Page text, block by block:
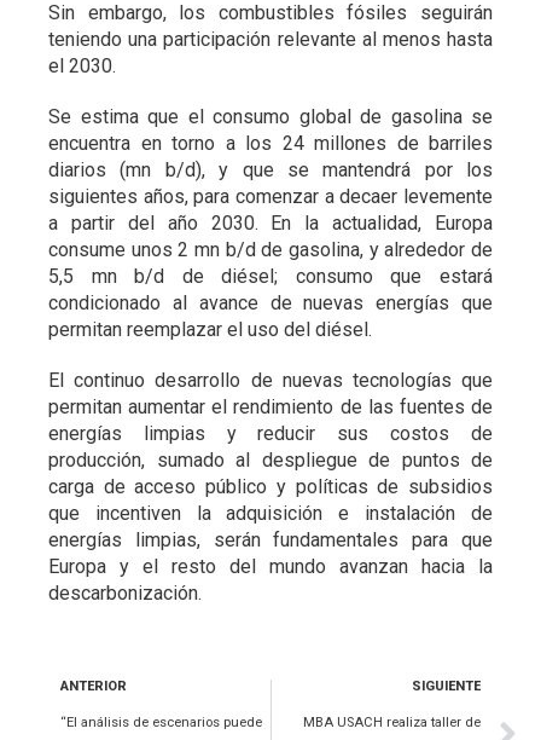
Sin embargo, los combustibles fósiles seguirán
teniendo una participación relevante al menos hasta
el 2030.
Se estima que el consumo global de gasolina se
encuentra en torno a los 24 millones de barriles
diarios (mn b/d), y que se mantendrá por los
siguientes años, para comenzar a decaer levemente
a partir del año 2030. En la actualidad, Europa
consume unos 2 mn b/d de gasolina, y alrededor de
5,5 mn b/d de diésel; consumo que estará
condicionado al avance de nuevas energías que
permitan reemplazar el uso del diésel.
El continuo desarrollo de nuevas tecnologías que
permitan aumentar el rendimiento de las fuentes de
energías limpias y reducir sus costos de
producción, sumado al despliegue de puntos de
carga de acceso público y políticas de subsidios
que incentiven la adquisición e instalación de
energías limpias, serán fundamentales para que
Europa y el resto del mundo avanzan hacia la
descarbonización.
ANTERIOR
“El análisis de escenarios puede
SIGUIENTE
MBA USACH realiza taller de